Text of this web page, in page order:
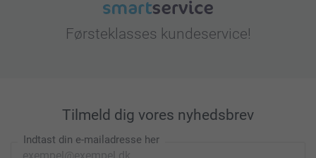
Førsteklasses kundeservice!
Tilmeld dig vores nyhedsbrev
Indtast din e-mailadresse her